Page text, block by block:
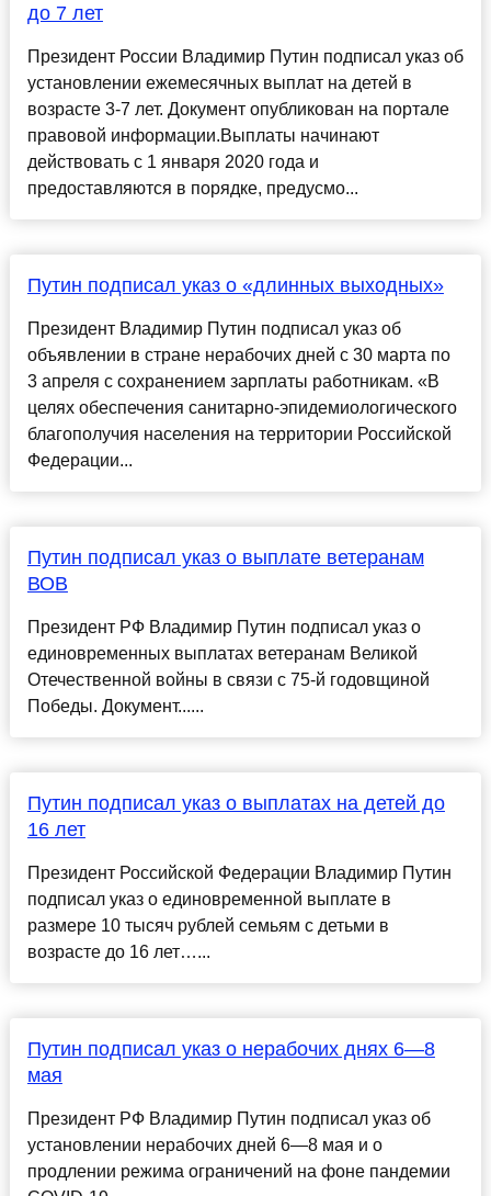
до 7 лет
Президент России Владимир Путин подписал указ об
установлении ежемесячных выплат на детей в
возрасте 3-7 лет. Документ опубликован на портале
правовой информации.Выплаты начинают
действовать с 1 января 2020 года и
предоставляются в порядке, предусмо...
Путин подписал указ о «длинных выходных»
Президент Владимир Путин подписал указ об
объявлении в стране нерабочих дней с 30 марта по
3 апреля с сохранением зарплаты работникам. «В
целях обеспечения санитарно-эпидемиологического
благополучия населения на территории Российской
Федерации...
Путин подписал указ о выплате ветеранам
ВОВ
Президент РФ Владимир Путин подписал указ о
единовременных выплатах ветеранам Великой
Отечественной войны в связи с 75-й годовщиной
Победы. Документ......
Путин подписал указ о выплатах на детей до
16 лет
Президент Российской Федерации Владимир Путин
подписал указ о единовременной выплате в
размере 10 тысяч рублей семьям с детьми в
возрасте до 16 лет…...
Путин подписал указ о нерабочих днях 6—8
мая
Президент РФ Владимир Путин подписал указ об
установлении нерабочих дней 6—8 мая и о
продлении режима ограничений на фоне пандемии